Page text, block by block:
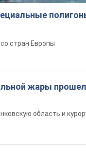
стран Европы
жары
область и